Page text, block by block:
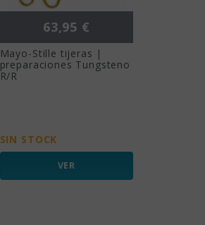
Precio
63,95 €
Mayo-Stille tijeras |
preparaciones Tungsteno
R/R
SIN STOCK
VER